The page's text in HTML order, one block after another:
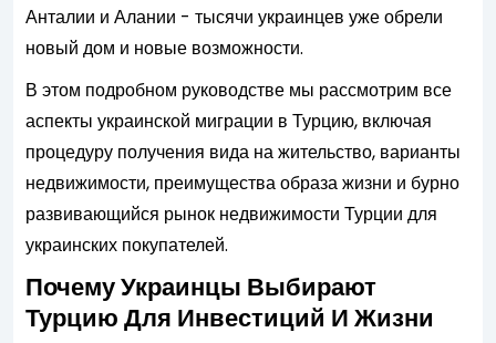
Анталии и Алании - тысячи украинцев уже обрели
новый дом и новые возможности.
В этом подробном руководстве мы рассмотрим все
аспекты украинской миграции в Турцию, включая
процедуру получения вида на жительство, варианты
недвижимости, преимущества образа жизни и бурно
развивающийся рынок недвижимости Турции для
украинских покупателей.
Почему Украинцы Выбирают
Турцию Для Инвестиций И Жизни